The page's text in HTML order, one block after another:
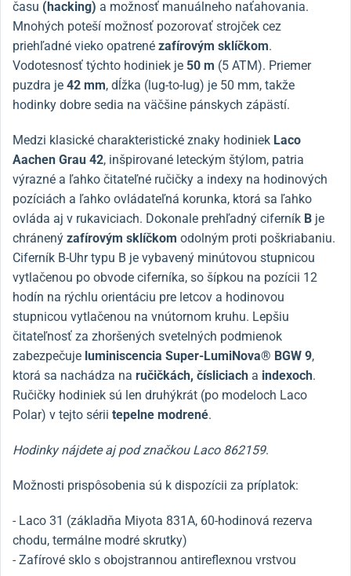
času (hacking) a možnosť manuálneho naťahovania.
Mnohých poteší možnosť pozorovať strojček cez
priehľadné vieko opatrené zafírovým sklíčkom.
Vodotesnosť týchto hodiniek je 50 m (5 ATM). Priemer
puzdra je 42 mm, dĺžka (lug-to-lug) je 50 mm, takže
hodinky dobre sedia na väčšine pánskych zápästí.
Medzi klasické charakteristické znaky hodiniek Laco
Aachen Grau 42, inšpirované leteckým štýlom, patria
výrazné a ľahko čitateľné ručičky a indexy na hodinových
pozíciách a ľahko ovládateľná korunka, ktorá sa ľahko
ovláda aj v rukaviciach. Dokonale prehľadný ciferník B je
chránený zafírovým sklíčkom odolným proti poškriabaniu.
Ciferník B-Uhr typu B je vybavený minútovou stupnicou
vytlačenou po obvode ciferníka, so šípkou na pozícii 12
hodín na rýchlu orientáciu pre letcov a hodinovou
stupnicou vytlačenou na vnútornom kruhu. Lepšiu
čitateľnosť za zhoršených svetelných podmienok
zabezpečuje luminiscencia Super-LumiNova® BGW 9,
ktorá sa nachádza na ručičkách, čísliciach a indexoch.
Ručičky hodiniek sú len druhýkrát (po modeloch Laco
Polar) v tejto sérii tepelne modrené.
Hodinky nájdete aj pod značkou Laco 862159.
Možnosti prispôsobenia sú k dispozícii za príplatok:
- Laco 31 (základňa Miyota 831A, 60-hodinová rezerva
chodu, termálne modré skrutky)
- Zafírové sklo s obojstrannou antireflexnou vrstvou